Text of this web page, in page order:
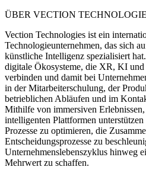
ÜBER VECTION
Vection Technologies ist ein
Technologieunternehmen, das sich
künstliche Intelligenz spezialisiert
digitale Ökosysteme, die XR, KI
verbinden und damit bei
in der Mitarbeiterschulung, der
betrieblichen Abläufen und im
Mithilfe von immersiven
intelligenten Plattformen
Prozesse zu optimieren, die
Entscheidungsprozesse zu
Unternehmenslebenszyklus hinweg
Mehrwert zu schaffen.